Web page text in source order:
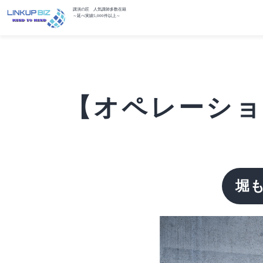
講演の匠 人気講師多数在籍
～延べ実績5,000件以上～
【オペレーシ
堀